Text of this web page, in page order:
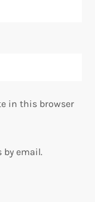
in this browser
email.